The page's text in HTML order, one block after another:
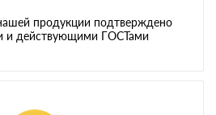
продукции подтверждено
и действующими ГОСТами